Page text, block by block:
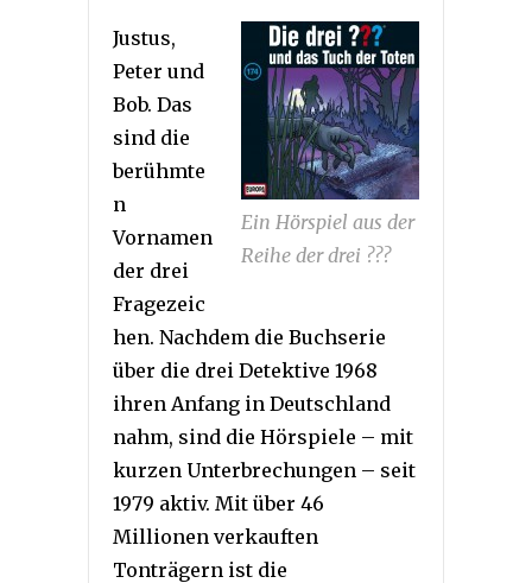
Ein Hörspiel aus der
Reihe der drei ???
Justus,
Peter und
Bob. Das
sind die
berühmte
n
Vornamen
der drei
Fragezeic
hen. Nachdem die Buchserie
über die drei Detektive 1968
ihren Anfang in Deutschland
nahm, sind die Hörspiele – mit
kurzen Unterbrechungen – seit
1979 aktiv. Mit über 46
Millionen verkauften
Tonträgern ist die